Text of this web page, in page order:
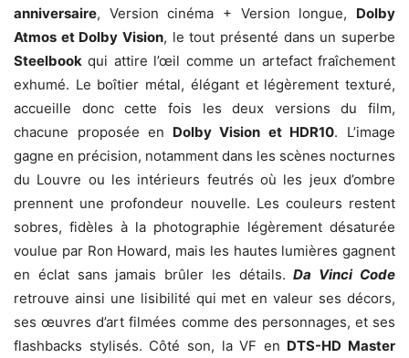
anniversaire, Version cinéma + Version longue, Dolby
Atmos et Dolby Vision, le tout présenté dans un superbe
Steelbook qui attire l’œil comme un artefact fraîchement
exhumé. Le boîtier métal, élégant et légèrement texturé,
accueille donc cette fois les deux versions du film,
chacune proposée en Dolby Vision et HDR10. L’image
gagne en précision, notamment dans les scènes nocturnes
du Louvre ou les intérieurs feutrés où les jeux d’ombre
prennent une profondeur nouvelle. Les couleurs restent
sobres, fidèles à la photographie légèrement désaturée
voulue par Ron Howard, mais les hautes lumières gagnent
en éclat sans jamais brûler les détails.Da Vinci Code
retrouve ainsi une lisibilité qui met en valeur ses décors,
ses œuvres d’art filmées comme des personnages, et ses
flashbacks stylisés. Côté son, la VF en DTS-HD Master